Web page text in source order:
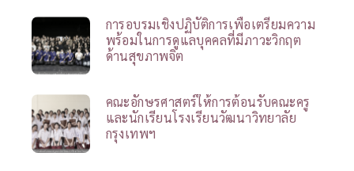
การอบรมเชิงปฏิบัติการเพื่อเตรียมความ
พร้อมในการดูแลบุคคลที่มีภาวะวิกฤต
ด้านสุขภาพจิต
คณะอักษรศาสตร์ให้การต้อนรับคณะครู
และนักเรียนโรงเรียนวัฒนาวิทยาลัย
กรุงเทพฯ